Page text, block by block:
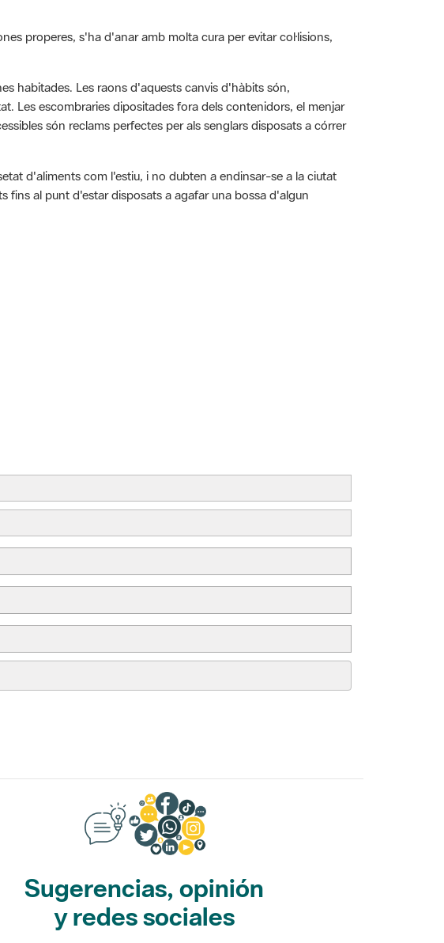
properes, s'ha d'anar amb molta cura per evitar col·lisions,
habitades. Les raons d'aquests canvis d'hàbits són,
Les escombraries dipositades fora dels contenidors, el menjar
són reclams perfectes per als senglars disposats a córrer
d'aliments com l'estiu, i no dubten a endinsar-se a la ciutat
fins al punt d'estar disposats a agafar una bossa d'algun
Sugerencias, opinión
y redes sociales